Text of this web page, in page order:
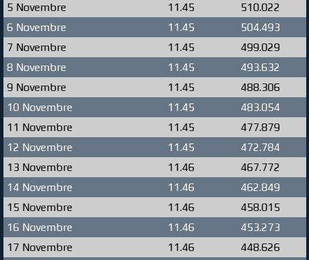
5 Novembre
11.45
510.022
6 Novembre
11.45
504.493
7 Novembre
11.45
499.029
8 Novembre
11.45
493.632
9 Novembre
11.45
488.306
10 Novembre
11.45
483.054
11 Novembre
11.45
477.879
12 Novembre
11.45
472.784
13 Novembre
11.46
467.772
14 Novembre
11.46
462.849
15 Novembre
11.46
458.015
16 Novembre
11.46
453.273
17 Novembre
11.46
448.626